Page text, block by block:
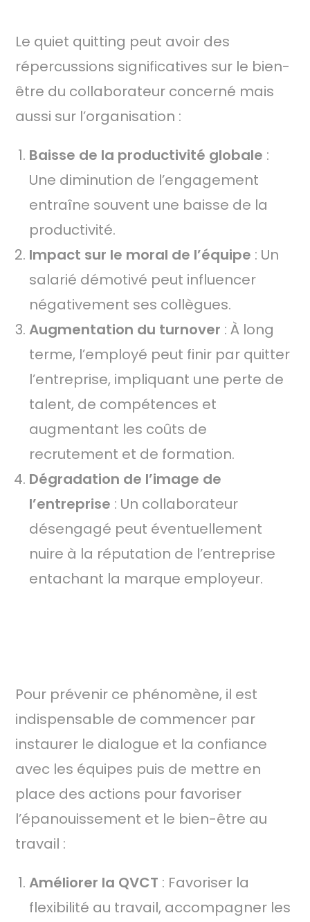
Le quiet quitting peut avoir des
répercussions significatives sur le bien-
être du collaborateur concerné mais
aussi sur l’organisation :
Baisse de la productivité globale :
Une diminution de l’engagement
entraîne souvent une baisse de la
productivité.
Impact sur le moral de l’équipe : Un
salarié démotivé peut influencer
négativement ses collègues.
Augmentation du turnover : À long
terme, l’employé peut finir par quitter
l’entreprise, impliquant une perte de
talent, de compétences et
augmentant les coûts de
recrutement et de formation.
Dégradation de l’image de
l’entreprise : Un collaborateur
désengagé peut éventuellement
nuire à la réputation de l’entreprise
entachant la marque employeur.
Pour prévenir ce phénomène, il est
indispensable de commencer par
instaurer le dialogue et la confiance
avec les équipes puis de mettre en
place des actions pour favoriser
l’épanouissement et le bien-être au
travail :
Améliorer la QVCT : Favoriser la
flexibilité au travail, accompagner les